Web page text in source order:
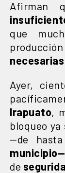
Afirman
que
Ayer,
Irapuato,
bloqueo
—de
municipio—
de